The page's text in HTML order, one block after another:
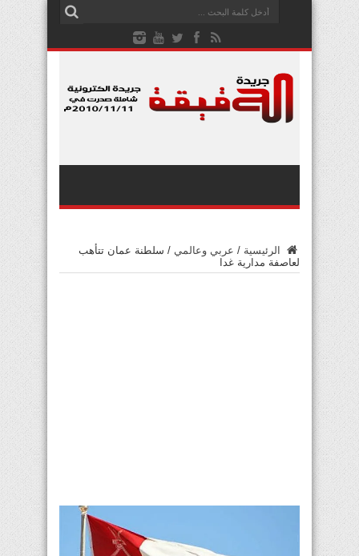
الرئيسية / عربي وعالمي / سلطنة عمان تتأهب
لعاصفة مدارية غدا